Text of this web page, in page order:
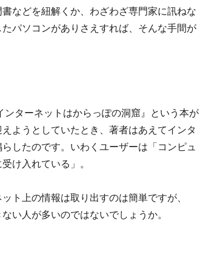
などを紐解くか、わざわざ専門家に訊ねな
パソコンがありさえすれば、そんな手間が
ターネットはからっぽの洞窟』という本が
ようとしていたとき、著者はあえてインタ
したのです。いわくユーザーは「コンピュ
け入れている」。
ト上の情報は取り出すのは簡単ですが、
い人が多いのではないでしょうか。